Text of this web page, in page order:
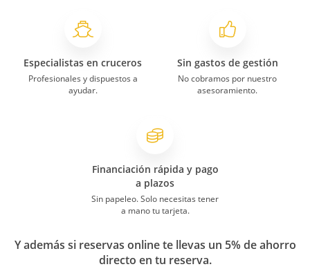
Especialistas en cruceros
Profesionales y dispuestos a
ayudar.
Sin gastos de gestión
No cobramos por nuestro
asesoramiento.
Financiación rápida y pago
a plazos
Sin papeleo. Solo necesitas tener
a mano tu tarjeta.
Y además si reservas online te llevas un 5% de ahorro
directo en tu reserva.